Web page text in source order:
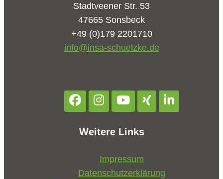
Stadtveener Str. 53
47665 Sonsbeck
+49 (0)179 2201710
info@insa-schuelzke.de
Weitere Links
Impressum
Datenschutzerklärung